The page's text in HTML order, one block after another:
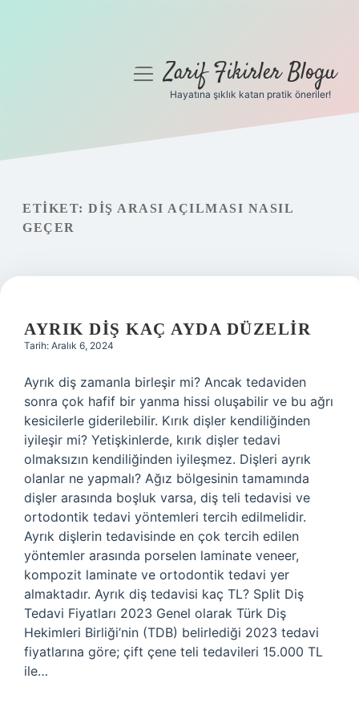
Gizlilik Politikası
Hakkımızda
menüyüZarif Fikirler Blogu
Hayatına şıklık katan pratik öneriler!
ETIKET: DIŞ ARASI AÇILMASI NASIL
GEÇER
AYRIK DIŞ KAÇ AYDA DÜZELIR
Tarih: Aralık 6, 2024
Ayrık diş zamanla birleşir mi? Ancak tedaviden
sonra çok hafif bir yanma hissi oluşabilir ve bu ağrı
kesicilerle giderilebilir. Kırık dişler kendiliğinden
iyileşir mi? Yetişkinlerde, kırık dişler tedavi
olmaksızın kendiliğinden iyileşmez. Dişleri ayrık
olanlar ne yapmalı? Ağız bölgesinin tamamında
dişler arasında boşluk varsa, diş teli tedavisi ve
ortodontik tedavi yöntemleri tercih edilmelidir.
Ayrık dişlerin tedavisinde en çok tercih edilen
yöntemler arasında porselen laminate veneer,
kompozit laminate ve ortodontik tedavi yer
almaktadır. Ayrık diş tedavisi kaç TL? Split Diş
Tedavi Fiyatları 2023 Genel olarak Türk Diş
Hekimleri Birliği’nin (TDB) belirlediği 2023 tedavi
fiyatlarına göre; çift çene teli tedavileri 15.000 TL
ile…